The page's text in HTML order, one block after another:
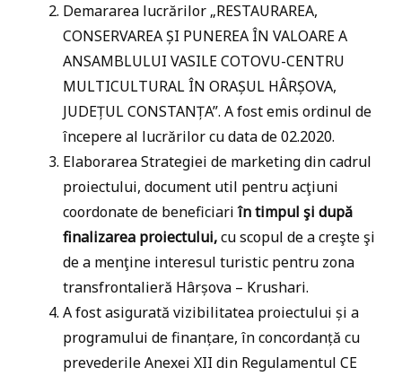
Demararea lucrărilor „RESTAURAREA,
CONSERVAREA ȘI PUNEREA ÎN VALOARE A
ANSAMBLULUI VASILE COTOVU-CENTRU
MULTICULTURAL ÎN ORAȘUL HÂRȘOVA,
JUDEȚUL CONSTANȚA”. A fost emis ordinul de
începere al lucrărilor cu data de 02.2020.
Elaborarea Strategiei de marketing din cadrul
proiectului, document util pentru acţiuni
coordonate de beneficiariîn timpul şi după
finalizarea proiectului,cu scopul de a creşte şi
de a menţine interesul turistic pentru zona
transfrontalieră Hârșova – Krushari.
A fost asigurată vizibilitatea proiectului și a
programului de finanțare, în concordanță cu
prevederile Anexei XII din Regulamentul CE